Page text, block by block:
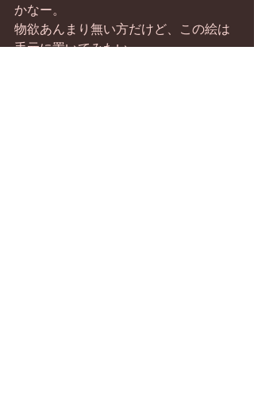
かなー。
物欲あんまり無い方だけど、この絵は
手元に置いてみたい。